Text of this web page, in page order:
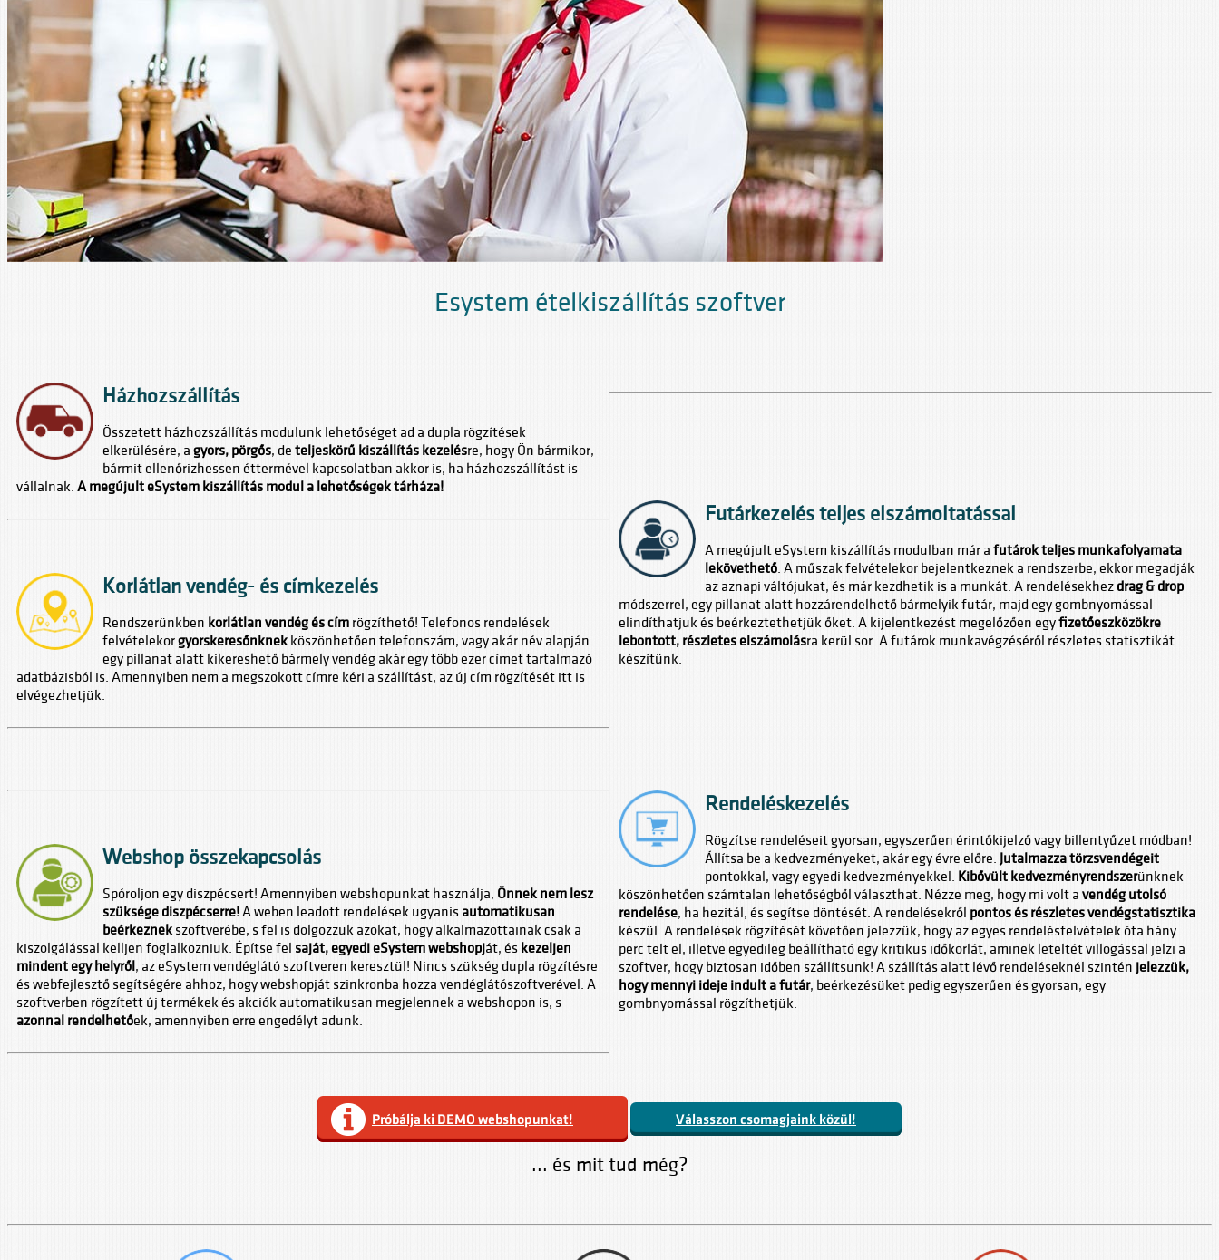
Esystem ételkiszállítás szoftver
Házhozszállítás
Összetett házhozszállítás modulunk lehetőséget ad a dupla rögzítések
elkerülésére, a gyors, pörgős, de teljeskörű kiszállítás kezelésre, hogy Ön bármikor,
bármit ellenőrizhessen éttermével kapcsolatban akkor is, ha házhozszállítást is
vállalnak. A megújult eSystem kiszállítás modul a lehetőségek tárháza!
Futárkezelés teljes elszámoltatással
A megújult eSystem kiszállítás modulban már a futárok teljes munkafolyamata
lekövethető . A műszak felvételekor bejelentkeznek a rendszerbe, ekkor megadják
az aznapi váltójukat, és már kezdhetik is a munkát. A rendelésekhez drag & drop
módszerrel, egy pillanat alatt hozzárendelhető bármelyik futár, majd egy gombnyomással
elindíthatjuk és beérkeztethetjük őket. A kijelentkezést megelőzően egyfizetőeszközökre
lebontott, részletes elszámolásra kerül sor. A futárok munkavégzéséről részletes statisztikát
készítünk.
Korlátlan vendég- és címkezelés
Rendszerünkben korlátlan vendég és cím rögzíthető! Telefonos rendelések
felvételekorgyorskeresőnknek köszönhetően telefonszám, vagy akár név alapján
egy pillanat alatt kikereshető bármely vendég akár egy több ezer címet tartalmazó
adatbázisból is. Amennyiben nem a megszokott címre kéri a szállítást, az új cím rögzítését itt is
elvégezhetjük.
Rendeléskezelés
Rögzítse rendeléseit gyorsan, egyszerűen érintőkijelző vagy billentyűzet módban!
Állítsa be a kedvezményeket, akár egy évre előre. Jutalmazza törzsvendégeit
pontokkal, vagy egyedi kedvezményekkel. Kibővült kedvezményrendszerünknek
köszönhetően számtalan lehetőségből választhat. Nézze meg, hogy mi volt a vendég utolsó
rendelése, ha hezitál, és segítse döntését. A rendelésekről pontos és részletes vendégstatisztika
készül. A rendelések rögzítését követően jelezzük, hogy az egyes rendelésfelvételek óta hány
perc telt el, illetve egyedileg beállítható egy kritikus időkorlát, aminek leteltét villogással jelzi a
szoftver, hogy biztosan időben szállítsunk! A szállítás alatt lévő rendeléseknél szintén jelezzük,
hogy mennyi ideje indult a futár, beérkezésüket pedig egyszerűen és gyorsan, egy
gombnyomással rögzíthetjük.
Webshop összekapcsolás
Spóroljon egy diszpécsert! Amennyiben webshopunkat használja, Önnek nem lesz
szüksége diszpécserre! A weben leadott rendelések ugyanis automatikusan
beérkeznek szoftverébe, s fel is dolgozzuk azokat, hogy alkalmazottainak csak a
kiszolgálással kelljen foglalkozniuk. Építse fel saját, egyedi eSystem webshopját, és kezeljen
mindent egy helyről, az eSystem vendéglátó szoftveren keresztül! Nincs szükség dupla rögzítésre
és webfejlesztő segítségére ahhoz, hogy webshopját szinkronba hozza vendéglátószoftverével. A
szoftverben rögzített új termékek és akciók automatikusan megjelennek a webshopon is, s
azonnal rendelhetőek, amennyiben erre engedélyt adunk.
Próbálja ki DEMO webshopunkat! Válasszon csomagjaink közül!
... és mit tud még?